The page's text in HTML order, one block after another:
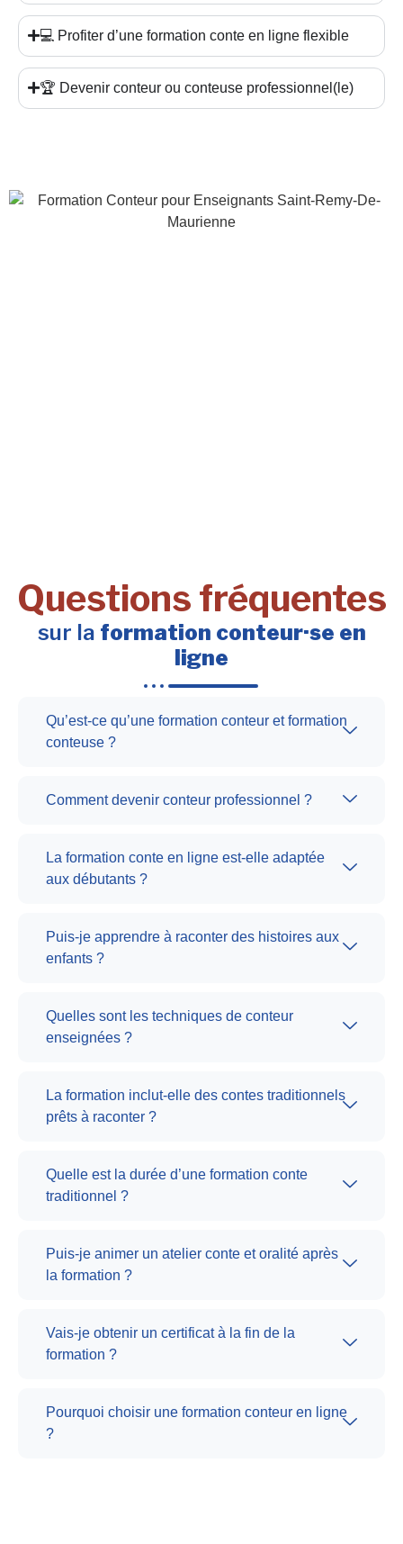
💻 Profiter d’une formation conte en ligne flexible
🏆 Devenir conteur ou conteuse professionnel(le)
Questions fréquentes
sur la formation conteur·se en
ligne
Qu’est-ce qu’une formation conteur et formation
conteuse ?
Comment devenir conteur professionnel ?
La formation conte en ligne est-elle adaptée
aux débutants ?
Puis-je apprendre à raconter des histoires aux
enfants ?
Quelles sont les techniques de conteur
enseignées ?
La formation inclut-elle des contes traditionnels
prêts à raconter ?
Quelle est la durée d’une formation conte
traditionnel ?
Puis-je animer un atelier conte et oralité après
la formation ?
Vais-je obtenir un certificat à la fin de la
formation ?
Pourquoi choisir une formation conteur en ligne
?